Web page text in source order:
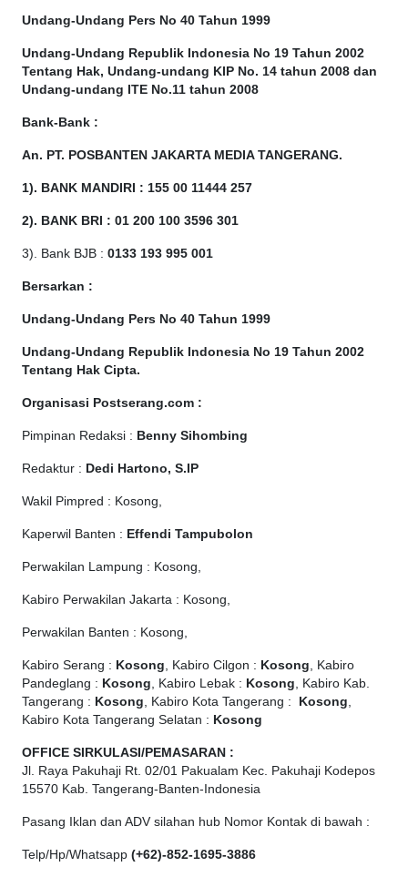
Undang-Undang Pers No 40 Tahun 1999
Undang-Undang Republik Indonesia No 19 Tahun 2002
Tentang Hak, Undang-undang KIP No. 14 tahun 2008 dan
Undang-undang ITE No.11 tahun 2008
Bank-Bank :
An. PT. POSBANTEN JAKARTA MEDIA TANGERANG.
1). BANK MANDIRI : 155 00 11444 257
2). BANK BRI : 01 200 100 3596 301
3). Bank BJB : 0133 193 995 001
Bersarkan :
Undang-Undang Pers No 40 Tahun 1999
Undang-Undang Republik Indonesia No 19 Tahun 2002
Tentang Hak Cipta.
Organisasi Postserang.com :
Pimpinan Redaksi : Benny Sihombing
Redaktur : Dedi Hartono, S.IP
Wakil Pimpred : Kosong,
Kaperwil Banten : Effendi Tampubolon
Perwakilan Lampung : Kosong,
Kabiro Perwakilan Jakarta : Kosong,
Perwakilan Banten : Kosong,
Kabiro Serang : Kosong , Kabiro Cilgon : Kosong , Kabiro
Pandeglang : Kosong , Kabiro Lebak : Kosong , Kabiro Kab.
Tangerang : Kosong , Kabiro Kota Tangerang : Kosong
Kabiro Kota Tangerang Selatan : Kosong
OFFICE SIRKULASI/PEMASARAN :
Jl. Raya Pakuhaji Rt. 02/01 Pakualam Kec. Pakuhaji Kodepos
15570 Kab. Tangerang-Banten-Indonesia
Pasang Iklan dan ADV silahan hub Nomor Kontak di bawah :
Telp/Hp/Whatsapp (+62)-852-1695-3886